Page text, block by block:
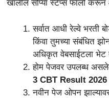
खालील सोप्या स्टेप्स फॉलो
सर्वात आधी रेल्वे भरती
किंवा तुमच्या संबंधित
अधिकृत वेबसाईटला भेट
होम पेजवर उपलब्ध
3 CBT Result
नवीन पेज ओपन